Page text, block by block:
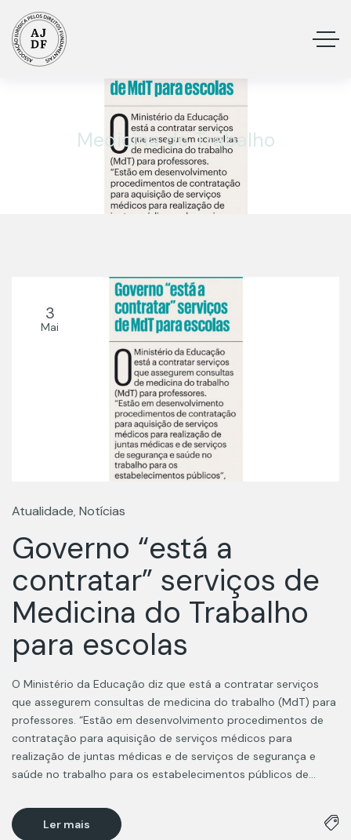
Medicina do Trabalho
3
Mai
Atualidade, Notícias
Governo “está a
contratar” serviços de
Medicina do Trabalho
para escolas
O Ministério da Educação diz que está a contratar serviços
que assegurem consultas de medicina do trabalho (MdT) para
professores. “Estão em desenvolvimento procedimentos de
contratação para aquisição de serviços médicos para
realização de juntas médicas e de serviços de segurança e
saúde no trabalho para os estabelecimentos públicos de…
Ler mais